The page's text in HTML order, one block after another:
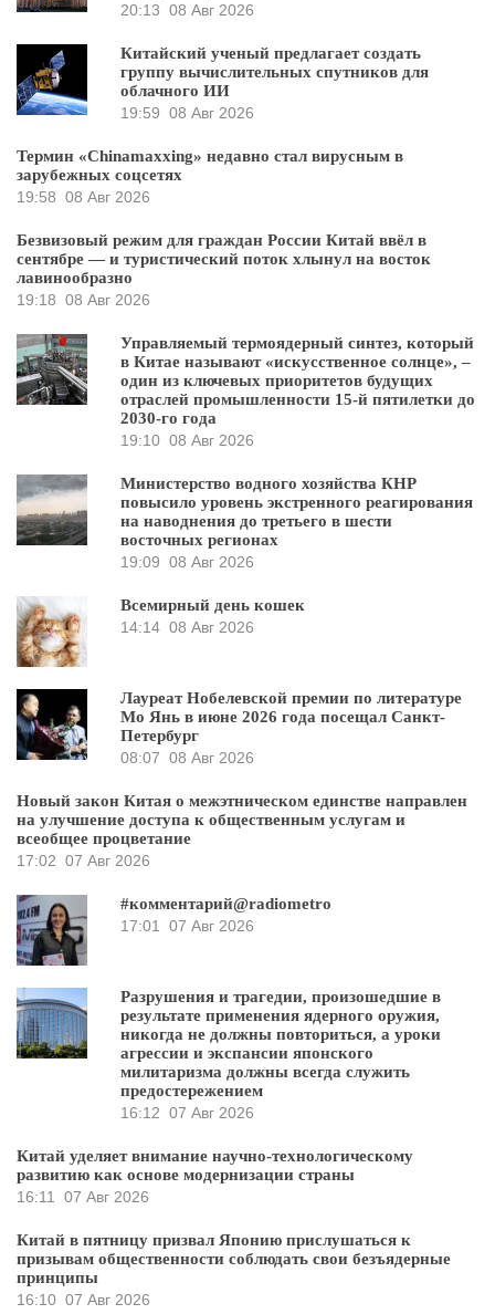
20:13 08 Авг 2026
Китайский ученый предлагает создать
группу вычислительных спутников для
облачного ИИ
19:59 08 Авг 2026
Термин «Chinamaxxing» недавно стал вирусным в
зарубежных соцсетях
19:58 08 Авг 2026
Безвизовый режим для граждан России Китай ввёл в
сентябре — и туристический поток хлынул на восток
лавинообразно
19:18 08 Авг 2026
Управляемый термоядерный синтез, который
в Китае называют «искусственное солнце», –
один из ключевых приоритетов будущих
отраслей промышленности 15-й пятилетки до
2030-го года
19:10 08 Авг 2026
Министерство водного хозяйства КНР
повысило уровень экстренного реагирования
на наводнения до третьего в шести
восточных регионах
19:09 08 Авг 2026
Всемирный день кошек
14:14 08 Авг 2026
Лауреат Нобелевской премии по литературе
Мо Янь в июне 2026 года посещал Санкт-
Петербург
08:07 08 Авг 2026
Новый закон Китая о межэтническом единстве направлен
на улучшение доступа к общественным услугам и
всеобщее процветание
17:02 07 Авг 2026
#комментарий@radiometro
17:01
07 Авг 2026
Разрушения и трагедии, произошедшие в
результате применения ядерного оружия,
никогда не должны повториться, а уроки
агрессии и экспансии японского
милитаризма должны всегда служить
предостережением
16:12 07 Авг 2026
Китай уделяет внимание научно-технологическому
развитию как основе модернизации страны
16:11
07 Авг 2026
Китай в пятницу призвал Японию прислушаться к
призывам общественности соблюдать свои безъядерные
принципы
16:10 07 Авг 2026